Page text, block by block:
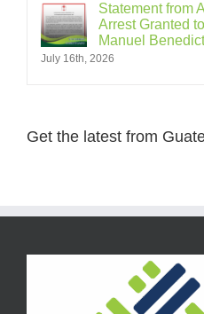
Statement from
Arrest Granted
Manuel
July 16th, 2026
Get the latest from